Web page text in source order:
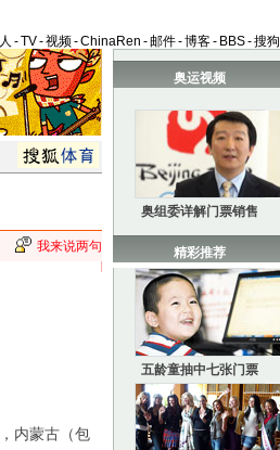
-TV-视频-ChinaRen -邮件-博客- BBS-搜狗
我来说两句
内蒙古（包
奥运视频
奥组委详解门票销售
精彩推荐
五龄童抽中七张门票